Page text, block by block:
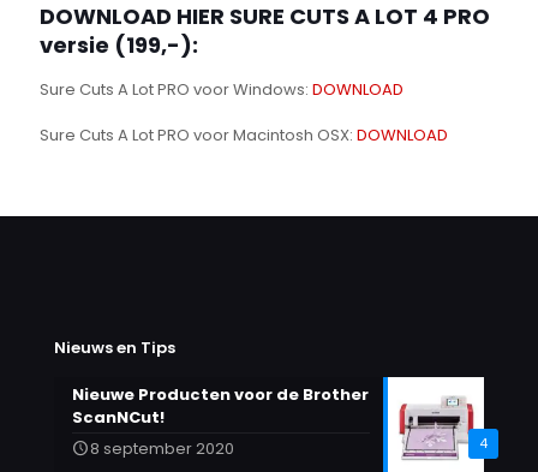
DOWNLOAD HIER SURE CUTS A LOT 4 PRO
versie (199,-):
Sure Cuts A Lot PRO voor Windows: DOWNLOAD
Sure Cuts A Lot PRO voor Macintosh OSX: DOWNLOAD
Nieuws en Tips
4
Nieuwe Producten voor de Brother
ScanNCut!
8 september 2020